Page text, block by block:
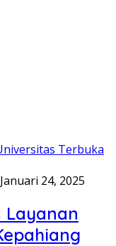
Januari 24, 2025
Layanan